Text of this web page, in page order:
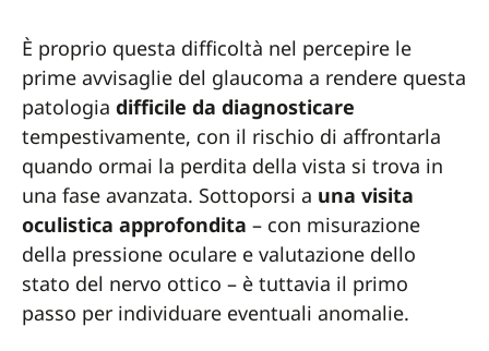
È proprio questa difficoltà nel percepire le
prime avvisaglie del glaucoma a rendere questa
patologia difficile da diagnosticare
tempestivamente, con il rischio di affrontarla
quando ormai la perdita della vista si trova in
una fase avanzata. Sottoporsi a una visita
oculistica approfondita – con misurazione
della pressione oculare e valutazione dello
stato del nervo ottico – è tuttavia il primo
passo per individuare eventuali anomalie.